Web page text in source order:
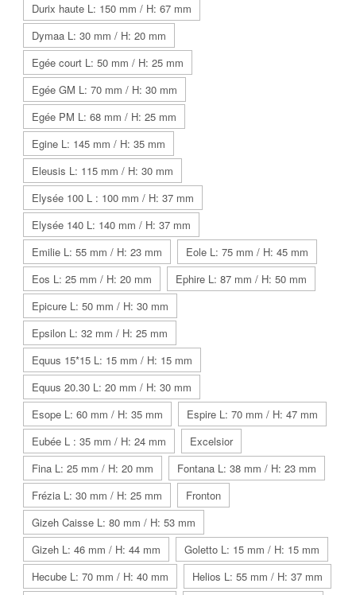
Durix haute L: 150 mm / H: 67 mm
Dymaa L: 30 mm / H: 20 mm
Egée court L: 50 mm / H: 25 mm
Egée GM L: 70 mm / H: 30 mm
Egée PM L: 68 mm / H: 25 mm
Egine L: 145 mm / H: 35 mm
Eleusis L: 115 mm / H: 30 mm
Elysée 100 L : 100 mm / H: 37 mm
Elysée 140 L: 140 mm / H: 37 mm
Emilie L: 55 mm / H: 23 mm
Eole L: 75 mm / H: 45 mm
Eos L: 25 mm / H: 20 mm
Ephire L: 87 mm / H: 50 mm
Epicure L: 50 mm / H: 30 mm
Epsilon L: 32 mm / H: 25 mm
Equus 15*15 L: 15 mm / H: 15 mm
Equus 20.30 L: 20 mm / H: 30 mm
Esope L: 60 mm / H: 35 mm
Espire L: 70 mm / H: 47 mm
Eubée L : 35 mm / H: 24 mm
Excelsior
Fina L: 25 mm / H: 20 mm
Fontana L: 38 mm / H: 23 mm
Frézia L: 30 mm / H: 25 mm
Fronton
Gizeh Caisse L: 80 mm / H: 53 mm
Gizeh L: 46 mm / H: 44 mm
Goletto L: 15 mm / H: 15 mm
Hecube L: 70 mm / H: 40 mm
Helios L: 55 mm / H: 37 mm